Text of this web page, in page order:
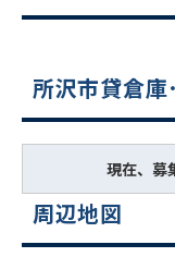
所沢市貸倉
現在、募
周辺地図